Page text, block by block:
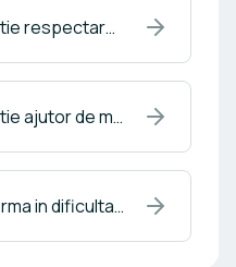
Anexa 14 Declaratie respectare reguli cumul al ajutoarelor de minimis.docx
Anexa 15 Declaratie ajutor de minimis pentru întreprinderile cu capitalizare medie.docx
Anexa 16 Calcul firma in dificultate 2025.xlsx